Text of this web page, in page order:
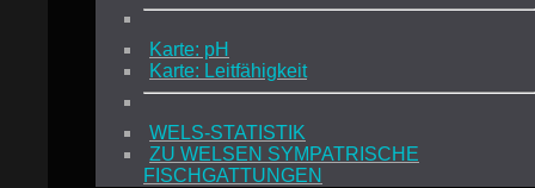
Karte: pH
Karte: Leitfähigkeit
WELS-STATISTIK
ZU WELSEN SYMPATRISCHE
FISCHGATTUNGEN